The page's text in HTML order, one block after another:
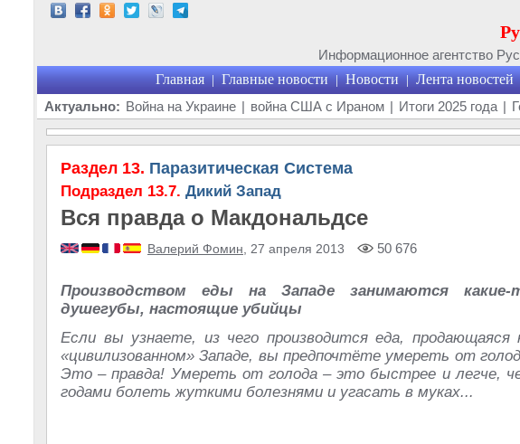
Ру
Информационное агентство
Главная | Главные новости | Новости | Лента новостей
Актуально: Война на Украине | война США с Ираном | Итоги 2025 года |
Раздел 13. Паразитическая Система
Подраздел 13.7. Дикий Запад
Вся правда о Макдональдсе
Валерий Фомин , 27 апреля 2013 50 676
Производством еды на Западе занимаются какие-
душегубы, настоящие убийцы
Если вы узнаете, из чего производится еда, продающаяся
«цивилизованном» Западе, вы предпочтёте умереть от
Это – правда! Умереть от голода – это быстрее и легче,
годами болеть жуткими болезнями и угасать в муках...